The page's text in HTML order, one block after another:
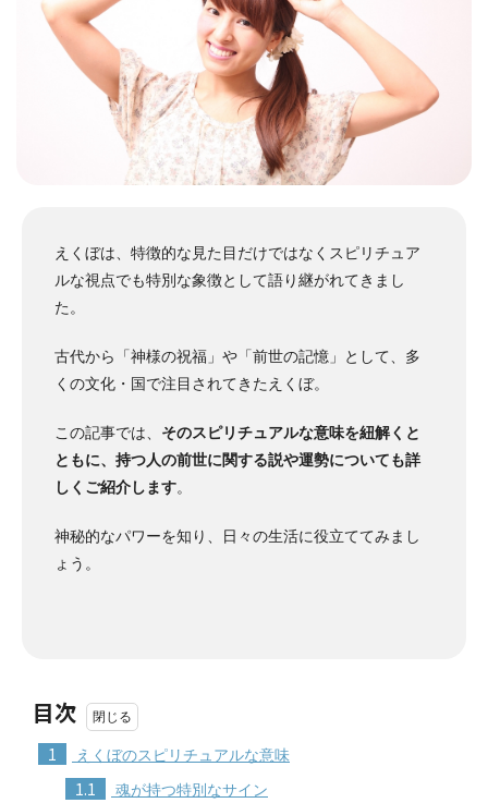
えくぼは、特徴的な見た目だけではなくスピリチュア
ルな視点でも特別な象徴として語り継がれてきまし
た。
古代から「神様の祝福」や「前世の記憶」として、多
くの文化・国で注目されてきたえくぼ。
この記事では、 そのスピリチュアルな意味を紐解くと
ともに、持つ人の前世に関する説や運勢についても詳
しくご紹介します。
神秘的なパワーを知り、日々の生活に役立ててみまし
ょう。
目次
1 えくぼのスピリチュアルな意味
1.1 魂が持つ特別なサイン